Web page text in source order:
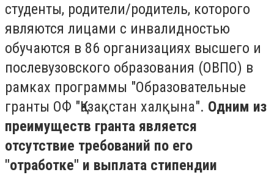
студенты, родители/родитель, которого
являются лицами с инвалидностью
обучаются в 86 организациях высшего и
послевузовского образования (ОВПО) в
рамках программы "Образовательные
гранты ОФ "Қазақстан халқына". Одним из
преимуществ гранта является
отсутствие требований по его
"отработке" и выплата стипендии